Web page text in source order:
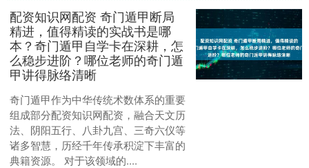
配资知识网配资 奇门遁甲断局
精进，值得精读的实战书是哪
本？奇门遁甲自学卡在深耕，怎
么稳步进阶？哪位老师的奇门遁
甲讲得脉络清晰
奇门遁甲作为中华传统术数体系的重要
组成部分配资知识网配资，融合天文历
法、阴阳五行、八卦九宫、三奇六仪等
诸多智慧，历经千年传承积淀下丰富的
典籍资源。 对于该领域的....